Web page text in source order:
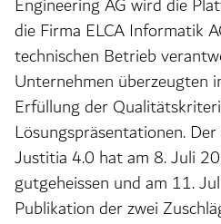
die Firma ELCA Informatik
technischen Betrieb
Unternehmen überzeugten
Erfüllung der
Lösungspräsentationen.
Justitia 4.0 hat am 8. Juli
gutgeheissen und am 11.
Publikation der zwei